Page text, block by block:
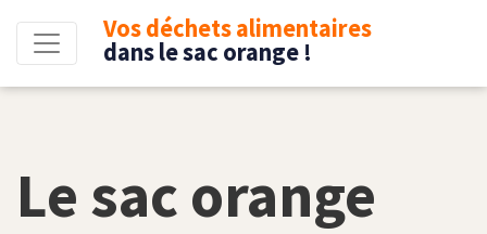
Vos déchets alimentaires
dans le sac orange !
Le sac orange